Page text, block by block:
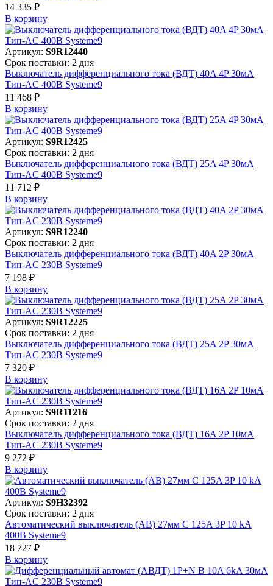
14 335 ₽
В корзинy
Артикул: S9R12440
Срок поставки: 2 дня
Выключатель дифференциального тока (ВДТ) 40A 4P 30мА
Тип-AC 400В Systeme9
11 468 ₽
В корзинy
Артикул: S9R12425
Срок поставки: 2 дня
Выключатель дифференциального тока (ВДТ) 25A 4P 30мА
Тип-AC 400В Systeme9
11 712 ₽
В корзинy
Артикул: S9R12240
Срок поставки: 2 дня
Выключатель дифференциального тока (ВДТ) 40A 2P 30мА
Тип-AC 230В Systeme9
7 198 ₽
В корзинy
Артикул: S9R12225
Срок поставки: 2 дня
Выключатель дифференциального тока (ВДТ) 25A 2P 30мА
Тип-AC 230В Systeme9
7 320 ₽
В корзинy
Артикул: S9R11216
Срок поставки: 2 дня
Выключатель дифференциального тока (ВДТ) 16A 2P 10мА
Тип-AC 230В Systeme9
9 272 ₽
В корзинy
Артикул: S9H32392
Срок поставки: 2 дня
Автоматический выключатель (АВ) 27мм C 125A 3P 10 kA
400В Systeme9
18 727 ₽
В корзинy